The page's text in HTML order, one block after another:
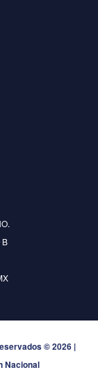
B
© 2026 |
Nacional